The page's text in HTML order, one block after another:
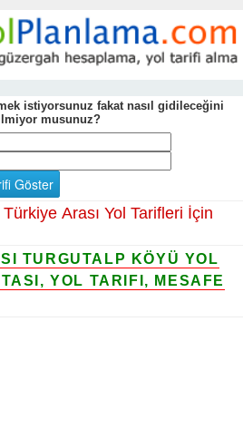
istiyorsunuz fakat nasıl gidileceğini
musunuz?
Arası Yol Tarifleri İçin
TURGUTALP KÖYÜ YOL
YOL TARIFI, MESAFE